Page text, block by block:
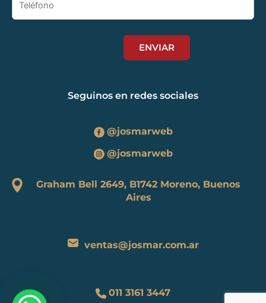
Seguinos en redes sociales
@josmarweb
@josmarweb
Graham Bell 2649, B1742 Moreno, Buenos
Aires
ventas@josmar.com.ar
011 3161 3447